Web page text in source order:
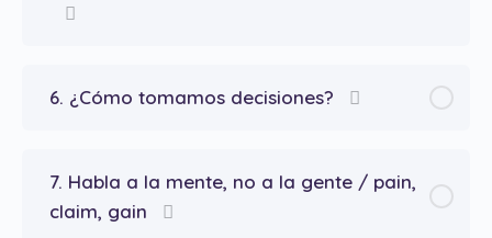
6. ¿Cómo tomamos decisiones?
7. Habla a la mente, no a la gente / pain,
claim, gain